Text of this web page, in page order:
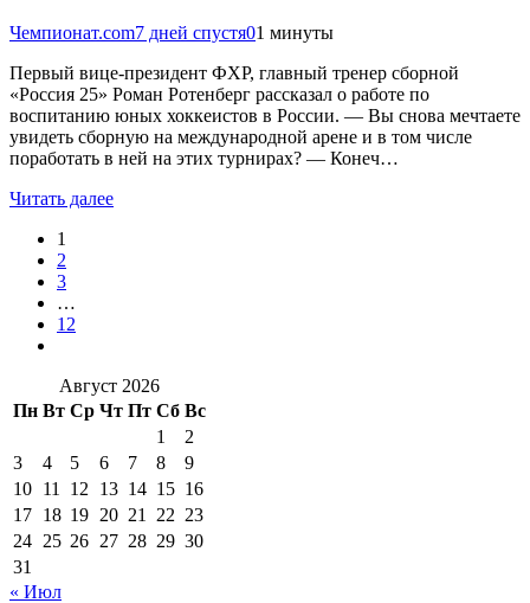
Чемпионат.com7 дней спустя01 минуты
Первый вице-президент ФХР, главный тренер сборной
«Россия 25» Роман Ротенберг рассказал о работе по
воспитанию юных хоккеистов в России. — Вы снова мечтаете
увидеть сборную на международной арене и в том числе
поработать в ней на этих турнирах? — Конеч…
Читать далее
1
2
3
…
12
Август 2026
Пн Вт Ср Чт Пт Сб Вс
1
2
3
4 5 6 7 8
9
10 11 12 13 14 15 16
17 18 19 20 21 22 23
24 25 26 27 28 29 30
31
« Июл